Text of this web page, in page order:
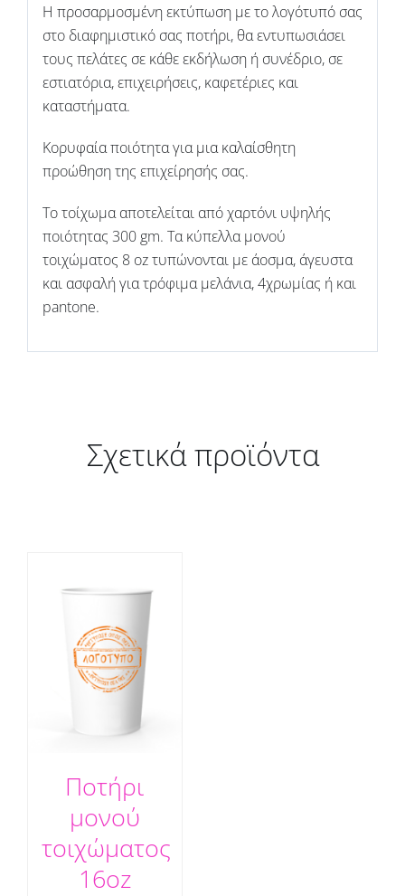
Η προσαρμοσμένη εκτύπωση με το λογότυπό σας
στο διαφημιστικό σας ποτήρι, θα εντυπωσιάσει
τους πελάτες σε κάθε εκδήλωση ή συνέδριο, σε
εστιατόρια, επιχειρήσεις, καφετέριες και
καταστήματα.
Κορυφαία ποιότητα για μια καλαίσθητη
προώθηση της επιχείρησής σας.
Το τοίχωμα αποτελείται από χαρτόνι υψηλής
ποιότητας 300 gm. Τα κύπελλα μονού
τοιχώματος 8 oz τυπώνονται με άοσμα, άγευστα
και ασφαλή για τρόφιμα μελάνια, 4χρωμίας ή και
pantone.
Σχετικά προϊόντα
Ποτήρι
μονού
τοιχώματος
16oz